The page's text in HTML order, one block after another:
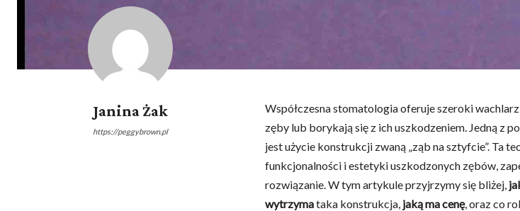
Janina Żak
https://peggybrown.pl
Współczesna stomatologia oferuje szeroki
zęby lub borykają się z ich uszkodzeniem. Jedną z
jest użycie konstrukcji zwaną „ząb na sztyfcie”. Ta
funkcjonalności i estetyki uszkodzonych zębów,
rozwiązanie. W tym artykule przyjrzymy się bliżej,
wytrzymataka konstrukcja, jaką ma cenę, oraz co